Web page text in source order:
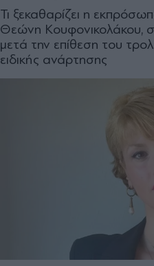
Τι ξεκαθαρίζει η
Θεώνη Κουφονικολάκου,
μετά την επίθεση του
ειδικής ανάρτησης